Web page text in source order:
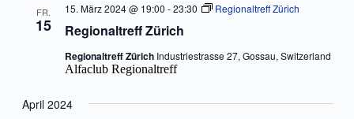
FR.
15 Regionaltreff Zürich
15. März 2024 @ 19:00 -23:30 Regionaltreff Zürich
Regionaltreff Zürich Industriestrasse 27, Gossau, Switzerland
Alfaclub Regionaltreff
April 2024